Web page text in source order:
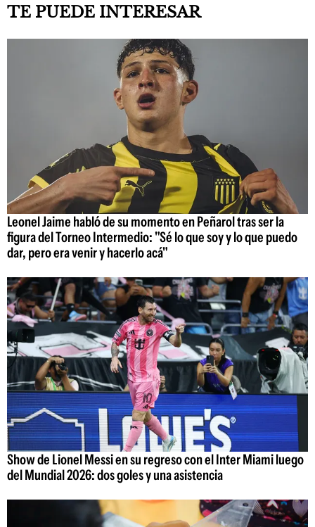
TE PUEDE INTERESAR
Leonel Jaime habló de su momento en Peñarol tras ser la
figura del Torneo Intermedio: "Sé lo que soy y lo que puedo
dar, pero era venir y hacerlo acá"
Show de Lionel Messi en su regreso con el Inter Miami luego
del Mundial 2026: dos goles y una asistencia